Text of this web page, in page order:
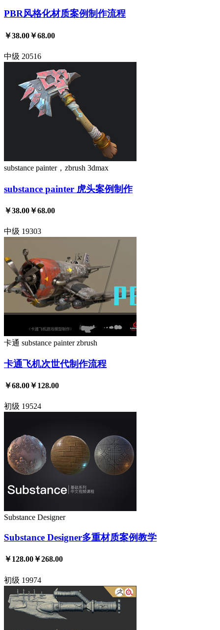
PBR风格化材质案例制作流程
￥38.00￥68.00
中级 20516
substance painter，zbrush 3dmax
substance painter 虎头案例制作
￥38.00￥68.00
中级 19303
卡通 substance painter zbrush
卡通飞机次世代制作流程
￥68.00￥128.00
初级 19524
Substance Designer
Substance Designer多重材质案例教学
￥128.00￥268.00
初级 19974